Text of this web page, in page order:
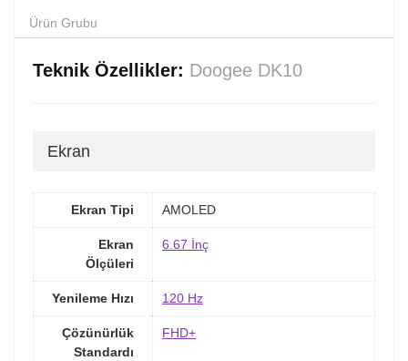
Ürün Grubu
Teknik Özellikler: Doogee DK10
Ekran
Ekran Tipi AMOLED
Ekran
Ölçüleri
6.67 İnç
Yenileme Hızı 120 Hz
Çözünürlük
Standardı
FHD+